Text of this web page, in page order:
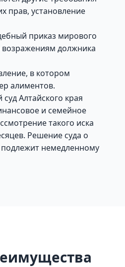
прав, установление
приказ мирового
должника
в котором
алиментов.
Алтайского края
и семейное
такого иска
Решение суда о
немедленному